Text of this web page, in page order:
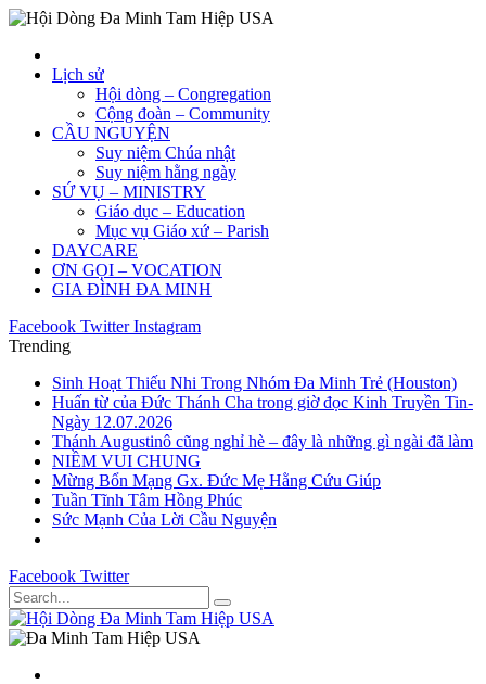
Lịch sử
Hội dòng – Congregation
Cộng đoàn – Community
CẦU NGUYỆN
Suy niệm Chúa nhật
Suy niệm hằng ngày
SỨ VỤ – MINISTRY
Giáo dục – Education
Mục vụ Giáo xứ – Parish
DAYCARE
ƠN GỌI – VOCATION
GIA ĐÌNH ĐA MINH
Facebook Twitter Instagram
Trending
Sinh Hoạt Thiếu Nhi Trong Nhóm Đa Minh Trẻ (Houston)
Huấn từ của Đức Thánh Cha trong giờ đọc Kinh Truyền Tin-
Ngày 12.07.2026
Thánh Augustinô cũng nghỉ hè – đây là những gì ngài đã làm
NIỀM VUI CHUNG
Mừng Bổn Mạng Gx. Đức Mẹ Hằng Cứu Giúp
Tuần Tĩnh Tâm Hồng Phúc
Sức Mạnh Của Lời Cầu Nguyện
Facebook Twitter